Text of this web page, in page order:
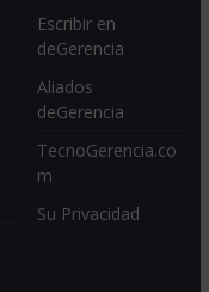
Escribir en
deGerencia
Aliados
deGerencia
TecnoGerencia.co
m
Su Privacidad